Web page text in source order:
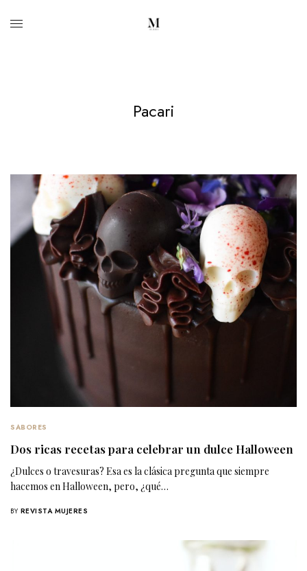
Pacari
SABORES
Dos ricas recetas para celebrar un dulce Halloween
¿Dulces o travesuras? Esa es la clásica pregunta que siempre
hacemos en Halloween, pero, ¿qué…
BY REVISTA MUJERES